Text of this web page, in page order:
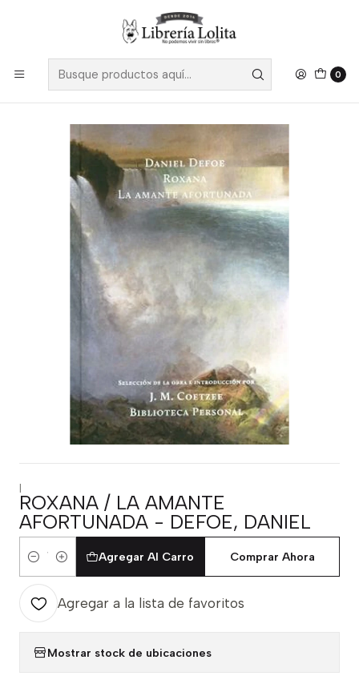
0
Despacho a todo Chile
Roxana / La Amante Afortunada - Defoe, Daniel
|
ROXANA / LA AMANTE
AFORTUNADA - DEFOE, DANIEL
Cantidad
Agregar Al Carro Comprar Ahora
Agregar a la lista de favoritos
Mostrar stock de ubicaciones